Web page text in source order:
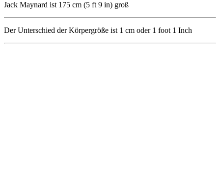
Jack Maynard ist 175 cm (5 ft 9 in) groß
Der Unterschied der Körpergröße ist 1 cm oder 1 foot 1 Inch